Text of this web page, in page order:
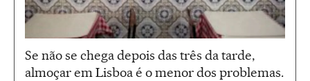
Se não se chega depois das três da tarde,
almoçar em Lisboa é o menor dos problemas.